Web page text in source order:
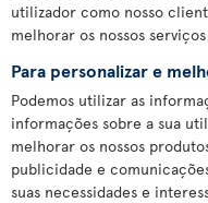
utilizador como nosso
melhorar os nossos
Para personalizar e
Podemos utilizar as
informações sobre a sua
melhorar os nossos
publicidade e
suas necessidades e